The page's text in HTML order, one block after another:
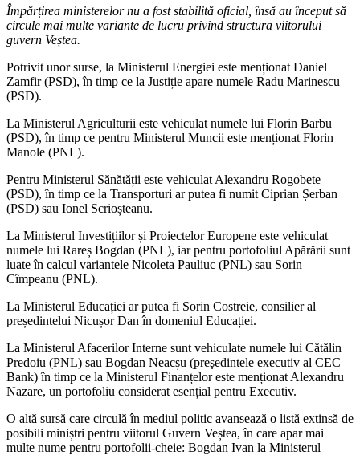
Împărțirea ministerelor nu a fost stabilită oficial, însă au început să
circule mai multe variante de lucru privind structura viitorului
guvern Veștea.
Potrivit unor surse, la Ministerul Energiei este menționat Daniel
Zamfir (PSD), în timp ce la Justiție apare numele Radu Marinescu
(PSD).
La Ministerul Agriculturii este vehiculat numele lui Florin Barbu
(PSD), în timp ce pentru Ministerul Muncii este menționat Florin
Manole (PNL).
Pentru Ministerul Sănătății este vehiculat Alexandru Rogobete
(PSD), în timp ce la Transporturi ar putea fi numit Ciprian Șerban
(PSD) sau Ionel Scrioșteanu.
La Ministerul Investițiilor și Proiectelor Europene este vehiculat
numele lui Rareș Bogdan (PNL), iar pentru portofoliul Apărării sunt
luate în calcul variantele Nicoleta Pauliuc (PNL) sau Sorin
Cîmpeanu (PNL).
La Ministerul Educației ar putea fi Sorin Costreie, consilier al
președintelui Nicușor Dan în domeniul Educației.
La Ministerul Afacerilor Interne sunt vehiculate numele lui Cătălin
Predoiu (PNL) sau Bogdan Neacșu (preşedintele executiv al CEC
Bank) în timp ce la Ministerul Finanțelor este menționat Alexandru
Nazare, un portofoliu considerat esențial pentru Executiv.
O altă sursă care circulă în mediul politic avansează o listă extinsă de
posibili miniștri pentru viitorul Guvern Veștea, în care apar mai
multe nume pentru portofolii-cheie: Bogdan Ivan la Ministerul